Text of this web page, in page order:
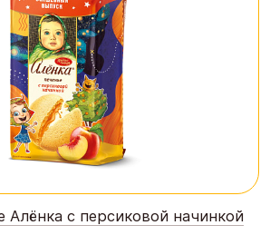
Алёнка с персиковой начинкой